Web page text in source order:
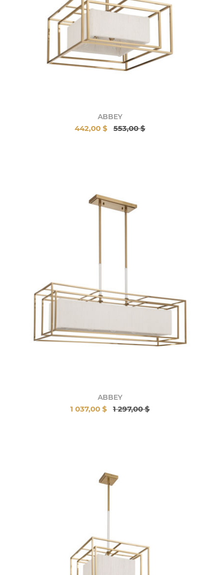
ABBEY
442,00 $ 553,00 $
ABBEY
1 037,00 $ 1 297,00 $